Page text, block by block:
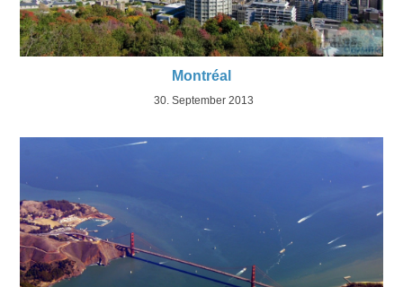
Montréal
30. September 2013